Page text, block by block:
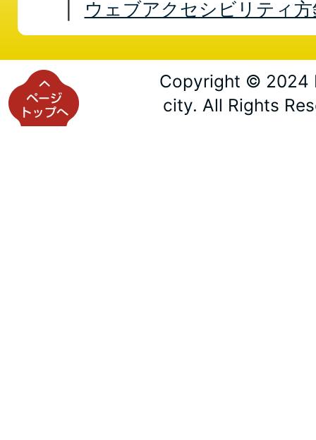
ウェブアクセシビリティ方
Copyright © 2024
city. All Rights